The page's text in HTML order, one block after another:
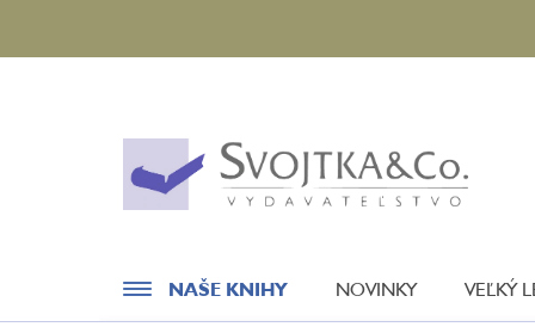
obsah
NAŠE KNIHY NOVINKY VEĽKÝ